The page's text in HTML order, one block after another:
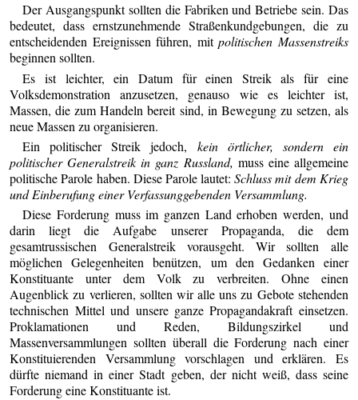
Der Ausgangspunkt sollten die Fabriken und Betriebe sein. Das
bedeutet, dass ernstzunehmende Straßenkundgebungen, die zu
entscheidenden Ereignissen führen, mitpolitischen Massenstreiks
beginnen sollten.
Es ist leichter, ein Datum für einen Streik als für eine
Volksdemonstration anzusetzen, genauso wie es leichter ist,
Massen, die zum Handeln bereit sind, in Bewegung zu setzen, als
neue Massen zu organisieren.
Ein politischer Streik jedoch, kein örtlicher, sondern ein
politischer Generalstreik in ganz Russland, muss eine allgemeine
politische Parole haben. Diese Parole lautet:Schluss mit dem Krieg
und Einberufung einer Verfassunggebenden Versammlung.
Diese Forderung muss im ganzen Land erhoben werden, und
darin liegt die Aufgabe unserer Propaganda, die dem
gesamtrussischen Generalstreik vorausgeht. Wir sollten alle
möglichen Gelegenheiten benützen, um den Gedanken einer
Konstituante unter dem Volk zu verbreiten. Ohne einen
Augenblick zu verlieren, sollten wir alle uns zu Gebote stehenden
technischen Mittel und unsere ganze Propagandakraft einsetzen.
Proklamationen und Reden, Bildungszirkel und
Massenversammlungen sollten überall die Forderung nach einer
Konstituierenden Versammlung vorschlagen und erklären. Es
dürfte niemand in einer Stadt geben, der nicht weiß, dass seine
Forderung eine Konstituante ist.